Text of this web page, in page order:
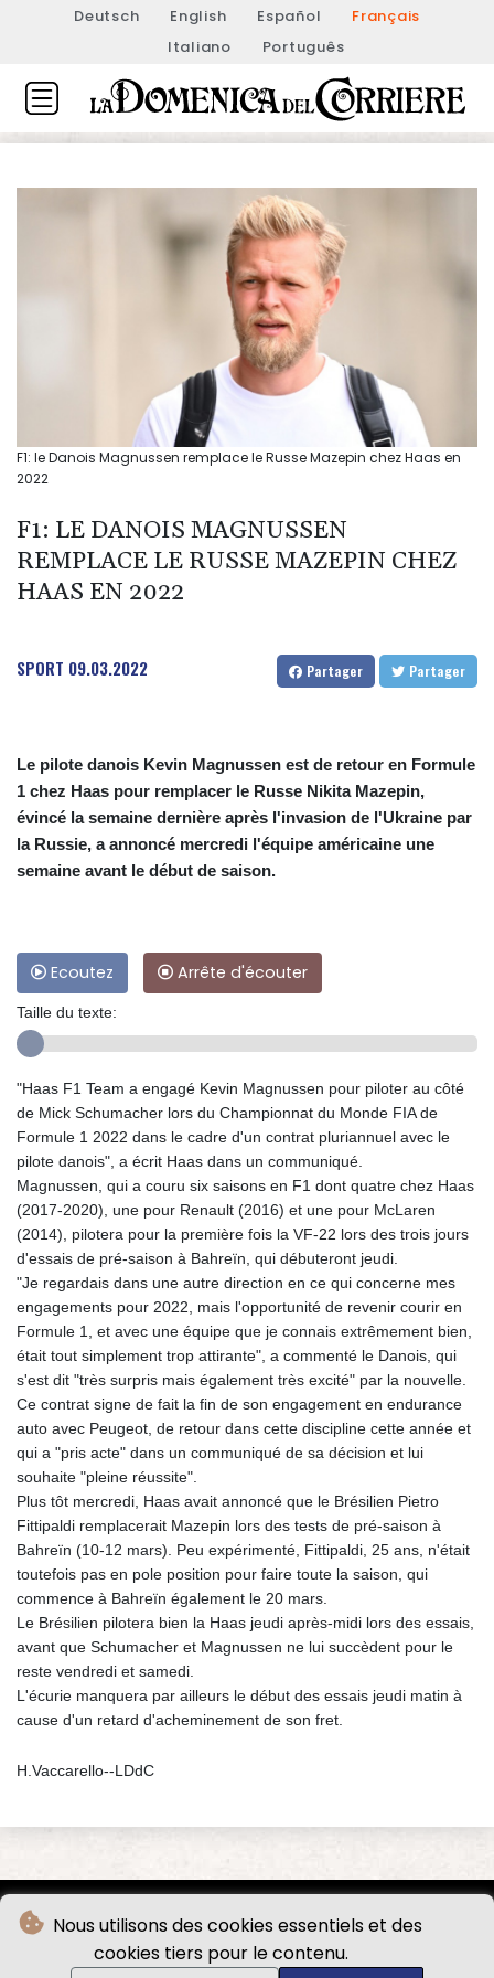
Nous utilisons des cookies essentiels et des
cookies tiers pour le contenu.
Deutsch English Español
Français
Italiano
Português
F1: le Danois Magnussen remplace le Russe Mazepin chez Haas en
2022
F1: LE DANOIS MAGNUSSEN
REMPLACE LE RUSSE MAZEPIN CHEZ
HAAS EN 2022
SPORT 09.03.2022 Partager Partager
Le pilote danois Kevin Magnussen est de retour en Formule
1 chez Haas pour remplacer le Russe Nikita Mazepin,
évincé la semaine dernière après l'invasion de l'Ukraine par
la Russie, a annoncé mercredi l'équipe américaine une
semaine avant le début de saison.
Ecoutez Arrête d'écouter
Taille du texte:
"Haas F1 Team a engagé Kevin Magnussen pour piloter au côté
de Mick Schumacher lors du Championnat du Monde FIA de
Formule 1 2022 dans le cadre d'un contrat pluriannuel avec le
pilote danois", a écrit Haas dans un communiqué.
Magnussen, qui a couru six saisons en F1 dont quatre chez Haas
(2017-2020), une pour Renault (2016) et une pour McLaren
(2014), pilotera pour la première fois la VF-22 lors des trois jours
d'essais de pré-saison à Bahreïn, qui débuteront jeudi.
"Je regardais dans une autre direction en ce qui concerne mes
engagements pour 2022, mais l'opportunité de revenir courir en
Formule 1, et avec une équipe que je connais extrêmement bien,
était tout simplement trop attirante", a commenté le Danois, qui
s'est dit "très surpris mais également très excité" par la nouvelle.
Ce contrat signe de fait la fin de son engagement en endurance
auto avec Peugeot, de retour dans cette discipline cette année et
qui a "pris acte" dans un communiqué de sa décision et lui
souhaite "pleine réussite".
Plus tôt mercredi, Haas avait annoncé que le Brésilien Pietro
Fittipaldi remplacerait Mazepin lors des tests de pré-saison à
Bahreïn (10-12 mars). Peu expérimenté, Fittipaldi, 25 ans, n'était
toutefois pas en pole position pour faire toute la saison, qui
commence à Bahreïn également le 20 mars.
Le Brésilien pilotera bien la Haas jeudi après-midi lors des essais,
avant que Schumacher et Magnussen ne lui succèdent pour le
reste vendredi et samedi.
L'écurie manquera par ailleurs le début des essais jeudi matin à
cause d'un retard d'acheminement de son fret.
H.Vaccarello--LDdC